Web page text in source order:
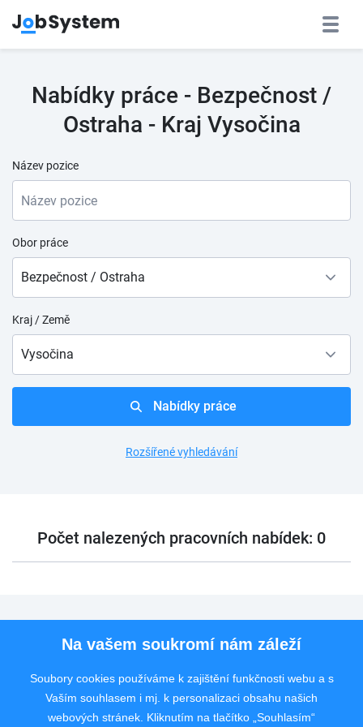
Nabídky práce - Bezpečnost /
Ostraha - Kraj Vysočina
Název pozice
Obor práce
Bezpečnost / Ostraha
Kraj / Země
Vysočina
Nabídky práce
Rozšířené vyhledávání
Počet nalezených pracovních nabídek: 0
Pro uchazeče
Rychlý kontakt
Na vašem soukromí nám záleží
Soubory cookies používáme k zajištění funkčnosti webu a s
Vaším souhlasem i mj. k personalizaci obsahu našich
webových stránek. Kliknutím na tlačítko „Souhlasím“